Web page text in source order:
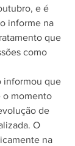
e é
informe na
que
como
o momento
de
O
na